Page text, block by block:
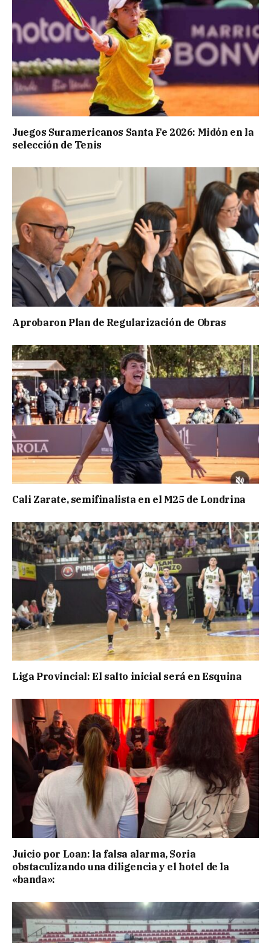
Juegos Suramericanos Santa Fe 2026: Midón en la
selección de Tenis
Aprobaron Plan de Regularización de Obras
Cali Zarate, semifinalista en el M25 de Londrina
Liga Provincial: El salto inicial será en Esquina
Juicio por Loan: la falsa alarma, Soria
obstaculizando una diligencia y el hotel de la
«banda»: